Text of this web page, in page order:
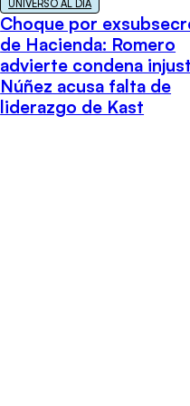
UNIVERSO AL DÍA
Choque por
de Hacienda: Romero
advierte condena
Núñez acusa falta de
liderazgo de Kast